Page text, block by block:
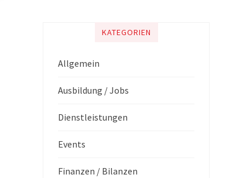
KATEGORIEN
Allgemein
Ausbildung / Jobs
Dienstleistungen
Events
Finanzen / Bilanzen